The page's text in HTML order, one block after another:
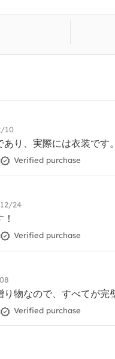
10
り、実際には衣装です
Verified purchase
24
Verified purchase
物なので、すべてが完
Verified purchase